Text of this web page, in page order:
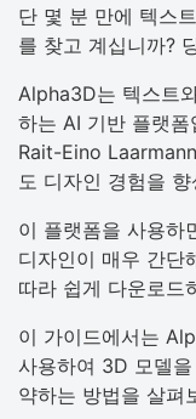
단 몇 분 만에 텍스
를 찾고 계십니까?
Alpha3D는 텍스트
하는 AI 기반 플랫
Rait-Eino
도 디자인 경험을
이 플랫폼을 사용하
디자인이 매우 간단
따라 쉽게 다운로드
이 가이드에서는
사용하여 3D 모델
약하는 방법을 살펴